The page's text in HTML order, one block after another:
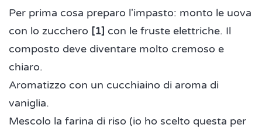
Per prima cosa preparo l'impasto: monto le uova
con lo zucchero [1] con le fruste elettriche. Il
composto deve diventare molto cremoso e
chiaro.
Aromatizzo con un cucchiaino di aroma di
vaniglia.
Mescolo la farina di riso (io ho scelto questa per